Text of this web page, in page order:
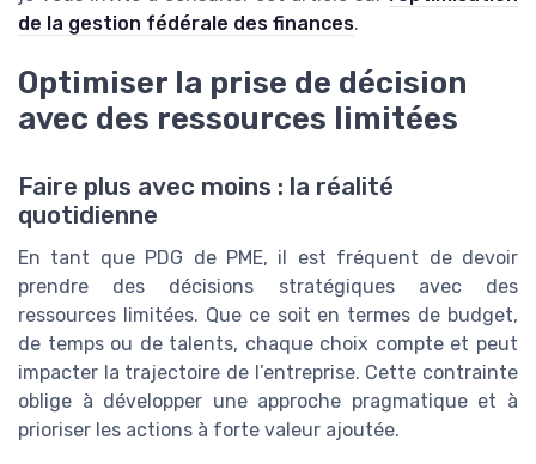
de la gestion fédérale des finances.
Optimiser la prise de décision
avec des ressources limitées
Faire plus avec moins : la réalité
quotidienne
En tant que PDG de PME, il est fréquent de devoir
prendre des décisions stratégiques avec des
ressources limitées. Que ce soit en termes de budget,
de temps ou de talents, chaque choix compte et peut
impacter la trajectoire de l’entreprise. Cette contrainte
oblige à développer une approche pragmatique et à
prioriser les actions à forte valeur ajoutée.